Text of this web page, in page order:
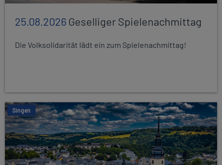
25.08.2026Geselliger Spielenachmittag
Die Volksolidarität lädt ein zum Spielenachmittag!
Singen